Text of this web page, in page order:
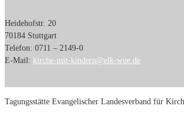
Heidehofstr. 20
70184 Stuttgart
Telefon: 0711 – 2149-0
E-Mail: kirche-mit-kindern@elk-wue.de
Tagungsstätte Evangelischer Landesverband für